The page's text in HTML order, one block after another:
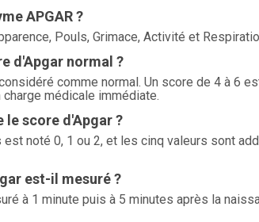
APGAR ?
Pouls, Grimace, Activité et
d'Apgar normal ?
comme normal. Un score de 4 à 6
médicale immédiate.
le score d'Apgar ?
noté 0, 1 ou 2, et les cinq valeurs sont
est-il mesuré ?
à 1 minute puis à 5 minutes après la